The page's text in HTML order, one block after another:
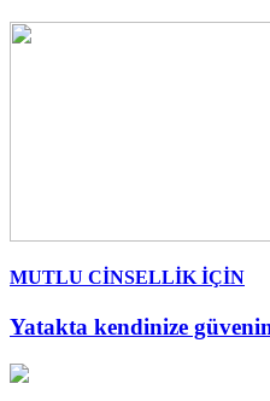
MUTLU CİNSELLİK İÇİN
Yatakta kendinize